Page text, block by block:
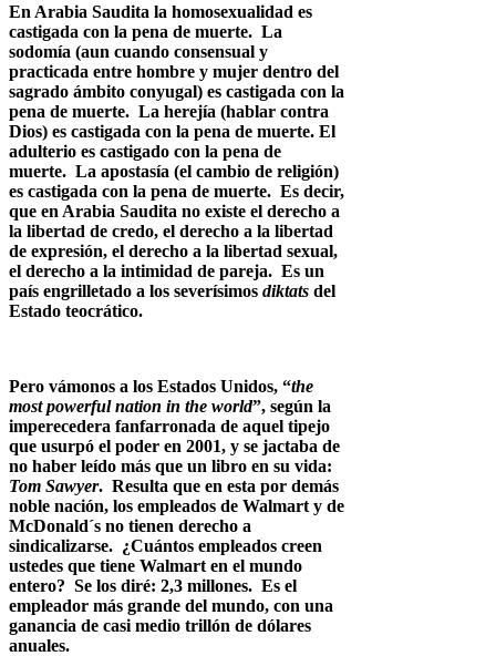
En Arabia Saudita la homosexualidad es
castigada con la pena de muerte. La
sodomía (aun cuando consensual y
practicada entre hombre y mujer dentro del
sagrado ámbito conyugal) es castigada con la
pena de muerte. La herejía (hablar contra
Dios) es castigada con la pena de muerte. El
adulterio es castigado con la pena de
muerte. La apostasía (el cambio de religión)
es castigada con la pena de muerte. Es decir,
que en Arabia Saudita no existe el derecho a
la libertad de credo, el derecho a la libertad
de expresión, el derecho a la libertad sexual,
el derecho a la intimidad de pareja. Es un
país engrilletado a los severísimos diktats del
Estado teocrático.
Pero vámonos a los Estados Unidos, “the
most powerful nation in the world”, según la
imperecedera fanfarronada de aquel tipejo
que usurpó el poder en 2001, y se jactaba de
no haber leído más que un libro en su vida:
Tom Sawyer. Resulta que en esta por demás
noble nación, los empleados de Walmart y de
McDonald´s no tienen derecho a
sindicalizarse. ¿Cuántos empleados creen
ustedes que tiene Walmart en el mundo
entero? Se los diré: 2,3 millones. Es el
empleador más grande del mundo, con una
ganancia de casi medio trillón de dólares
anuales.